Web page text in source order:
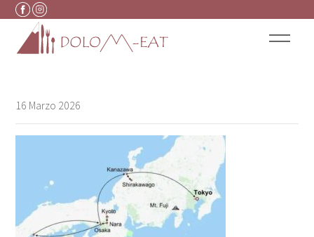
Vai al contenuto
16 Marzo 2026